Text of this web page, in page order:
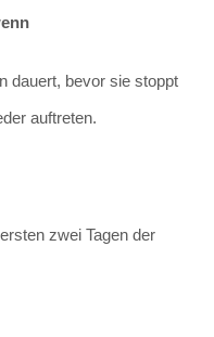
dauert, bevor sie stoppt
auftreten.
zwei Tagen der